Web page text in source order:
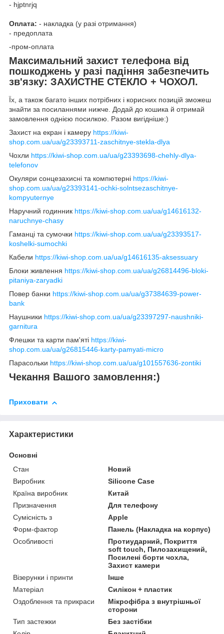
- hjptnrjq
Оплата: - накладка (у разі отримання)
- предоплата
-пром-оплата
Максимальний захист телефона від
пошкоджень у разі падіння забезпечить
зв'язку: ЗАХИСТНЕ СТЕКЛО + ЧОХОЛ.
Їх, а також багато інших потрібних і корисних позицій зможеш
знайти за посиланнями нижче. Додай до кошика й отримай
замовлення однією посилкою. Разом вигідніше:)
Захист на екран і камеру https://kiwi-
shop.com.ua/ua/g23393711-zaschitnye-stekla-dlya
Чохли https://kiwi-shop.com.ua/ua/g23393698-chehly-dlya-
telefonov
Окуляри сонцезахисні та компютерні https://kiwi-
shop.com.ua/ua/g23393141-ochki-solntsezaschitnye-
kompyuternye
Наручний годинник https://kiwi-shop.com.ua/ua/g14616132-
naruchnye-chasy
Гаманці та сумочки https://kiwi-shop.com.ua/ua/g23393517-
koshelki-sumochki
Кабели https://kiwi-shop.com.ua/ua/g14616135-aksessuary
Блоки живлення https://kiwi-shop.com.ua/ua/g26814496-bloki-
pitaniya-zaryadki
Повер банки https://kiwi-shop.com.ua/ua/g37384639-power-
bank
Наушники https://kiwi-shop.com.ua/ua/g23397297-naushniki-
garnitura
Флешки та карти пам'яті https://kiwi-
shop.com.ua/ua/g26815446-karty-pamyati-micro
Парасольки https://kiwi-shop.com.ua/ua/g101557636-zontiki
Чекання Вашого замовлення:)
Приховати
Характеристики
Основні
Стан
Новий
Виробник
Silicone Case
Країна виробник
Китай
Призначення
Для телефону
Сумісність з
Apple
Форм-фактор
Панель (Накладка на корпус)
Особливості
Протиударний, Покриття
soft touch, Пилозахищений,
Посилені борти чохла,
Захист камери
Візерунки і принти
Інше
Матеріал
Силікон + пластик
Оздоблення та прикраси
Мікрофібра з внутрішньої
сторони
Тип застежки
Без застібки